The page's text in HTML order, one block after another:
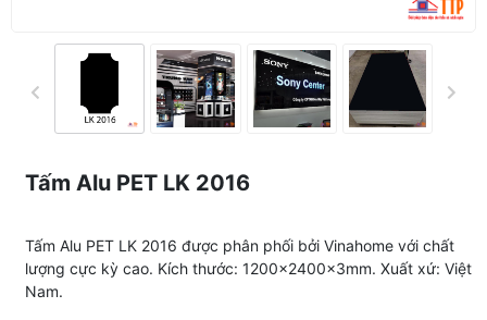
Tấm Alu PET LK 2016
Tấm Alu PET LK 2016 được phân phối bởi Vinahome với chất
lượng cực kỳ cao. Kích thước: 1200x2400x3mm. Xuất xứ: Việt
Nam.